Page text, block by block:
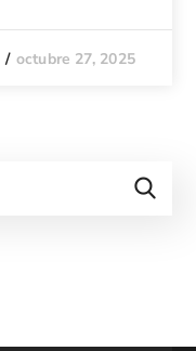
octubre 27, 2025